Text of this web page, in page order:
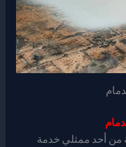
من أحد ممثلي خدمة